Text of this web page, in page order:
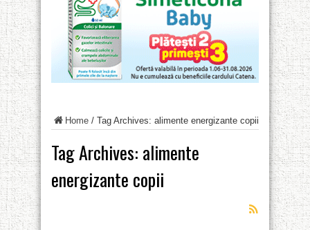
Home / Tag Archives: alimente energizante copii
Tag Archives: alimente
energizante copii